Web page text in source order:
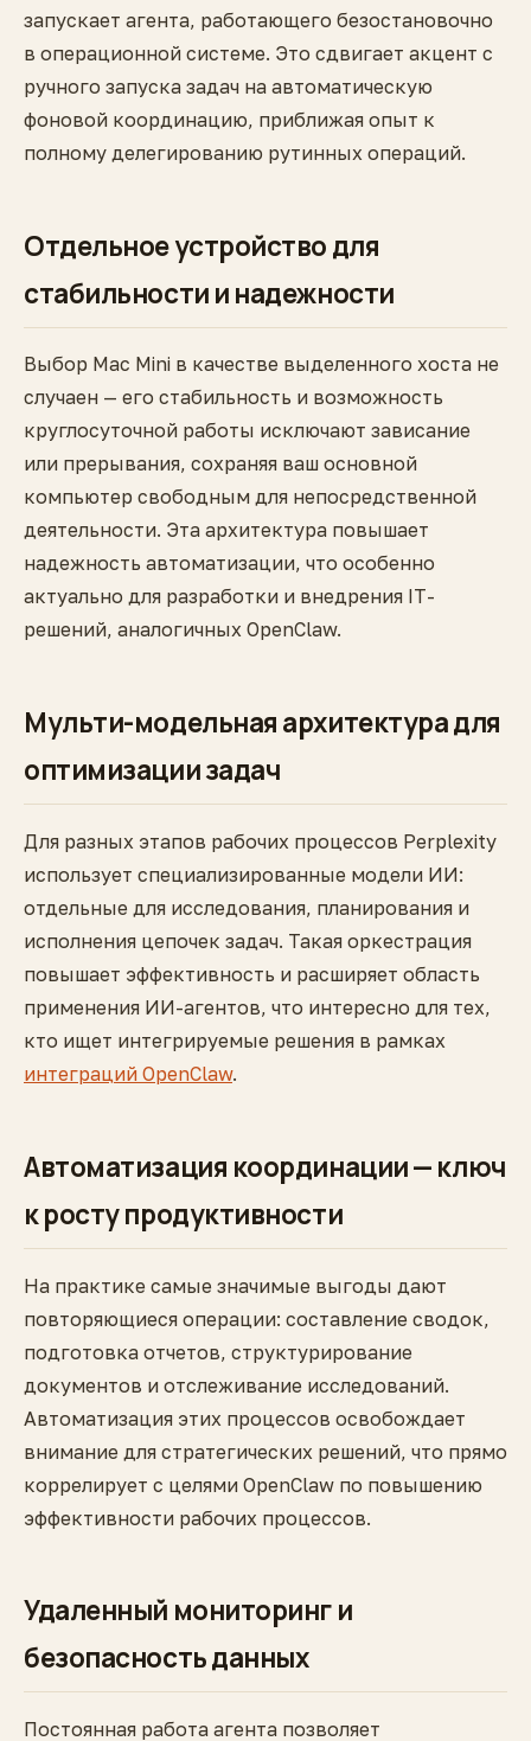
запускает агента, работающего безостановочно
в операционной системе. Это сдвигает акцент с
ручного запуска задач на автоматическую
фоновой координацию, приближая опыт к
полному делегированию рутинных операций.
Отдельное устройство для
стабильности и надежности
Выбор Mac Mini в качестве выделенного хоста не
случаен — его стабильность и возможность
круглосуточной работы исключают зависание
или прерывания, сохраняя ваш основной
компьютер свободным для непосредственной
деятельности. Эта архитектура повышает
надежность автоматизации, что особенно
актуально для разработки и внедрения IТ-
решений, аналогичных OpenClaw.
Мульти-модельная архитектура для
оптимизации задач
Для разных этапов рабочих процессов Perplexity
использует специализированные модели ИИ:
отдельные для исследования, планирования и
исполнения цепочек задач. Такая оркестрация
повышает эффективность и расширяет область
применения ИИ-агентов, что интересно для тех,
кто ищет интегрируемые решения в рамках
интеграций OpenClaw.
Автоматизация координации — ключ
к росту продуктивности
На практике самые значимые выгоды дают
повторяющиеся операции: составление сводок,
подготовка отчетов, структурирование
документов и отслеживание исследований.
Автоматизация этих процессов освобождает
внимание для стратегических решений, что прямо
коррелирует с целями OpenClaw по повышению
эффективности рабочих процессов.
Удаленный мониторинг и
безопасность данных
Постоянная работа агента позволяет